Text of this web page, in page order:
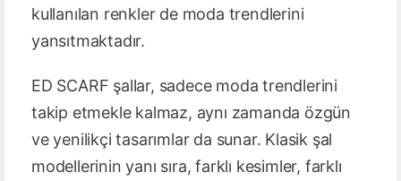
kullanılan renkler de moda trendlerini
yansıtmaktadır.
ED SCARF şallar, sadece moda trendlerini
takip etmekle kalmaz, aynı zamanda özgün
ve yenilikçi tasarımlar da sunar. Klasik şal
modellerinin yanı sıra, farklı kesimler, farklı